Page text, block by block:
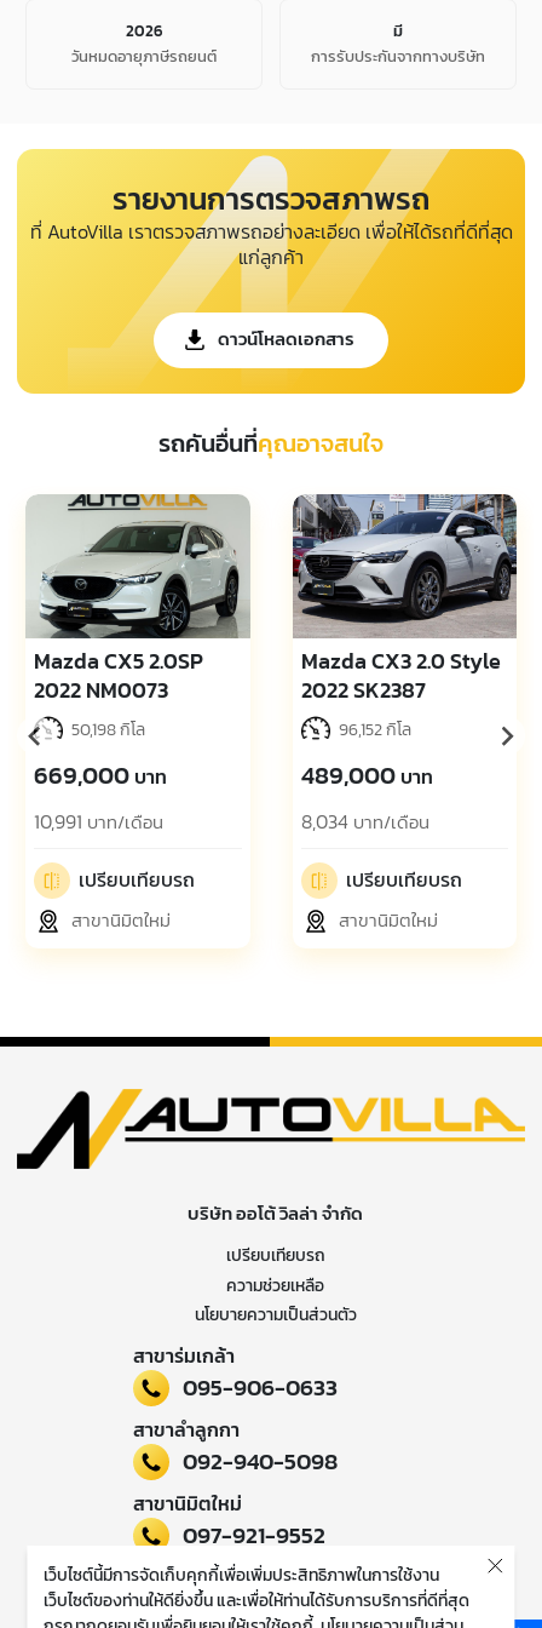
2026
วันหมดอายุภาษีรถยนต์
มี
การรับประกันจากทางบริษัท
รายงานการตรวจสภาพรถ
ที่ AutoVilla เราตรวจสภาพรถอย่างละเอียด เพื่อให้ได้รถที่ดีที่สุด
แก่ลูกค้า
ดาวน์โหลดเอกสาร
รถคันอื่นที่คุณอาจสนใจ
Mazda CX3 2.0 Style
2022 SK2387
96,152 กิโล
489,000บาท
8,034บาท/เดือน
เปรียบเทียบรถ
สาขานิมิตใหม่
Mazda2 1.3 S Leather
Sports 2023 NM0051
61,101 กิโล
419,000บาท
6,884บาท/เดือน
เปรียบเทียบรถ
สาขานิมิตใหม่
บริษัท ออโต้ วิลล่า จำกัด
เปรียบเทียบรถ
ความช่วยเหลือ
นโยบายความเป็นส่วนตัว
สาขาร่มเกล้า
095-906-0633
สาขาลำลูกกา
092-940-5098
สาขานิมิตใหม่
097-921-9552
ติดตามข่าวสารของเรา
เว็บไซต์นี้มีการจัดเก็บคุกกี้เพื่อเพิ่มประสิทธิภาพในการใช้งาน
เว็บไซต์ของท่านให้ดียิ่งขึ้น และเพื่อให้ท่านได้รับการบริการที่ดีที่สุด